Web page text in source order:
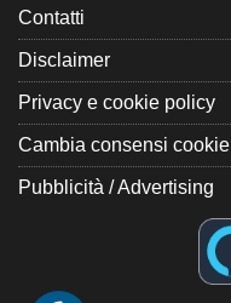
Contatti
Disclaimer
Privacy e cookie policy
Cambia consensi cookie
Pubblicità / Advertising